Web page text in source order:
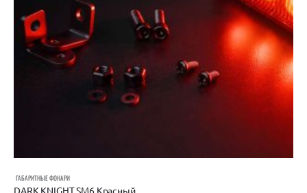
ГАБАРИТНЫЕ ФОНАРИ
DARK KNIGHT SM6 Красный